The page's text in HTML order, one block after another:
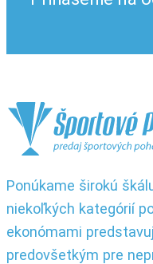
Ponúkame širokú
niekoľkých kategórií
ekonómami
predovšetkým pre